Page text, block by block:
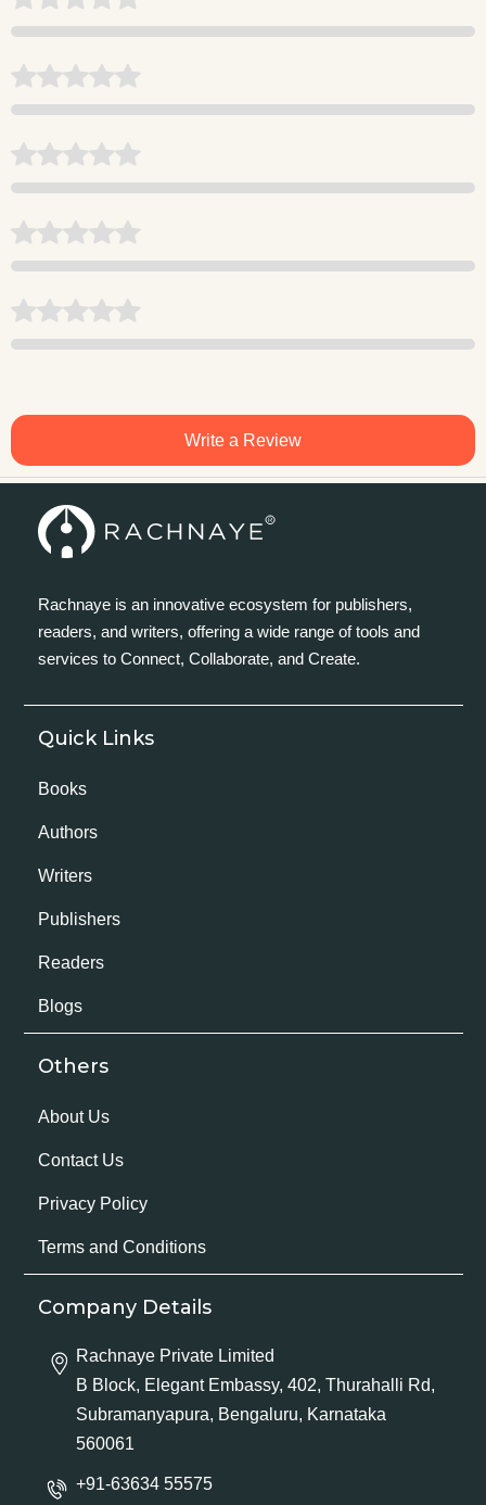
Write a Review
Rachnaye is an innovative ecosystem for publishers,
readers, and writers, offering a wide range of tools and
services to Connect, Collaborate, and Create.
Quick Links
Books
Authors
Writers
Publishers
Readers
Blogs
Others
About Us
Contact Us
Privacy Policy
Terms and Conditions
Company Details
Rachnaye Private Limited
B Block, Elegant Embassy, 402, Thurahalli Rd,
Subramanyapura, Bengaluru, Karnataka
560061
+91-63634 55575